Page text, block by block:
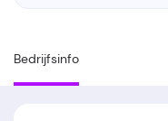
Bedrijfsinfo